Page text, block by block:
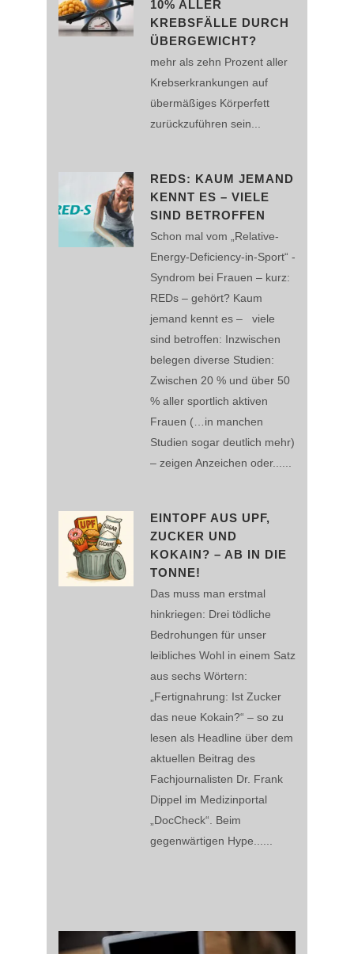
10% ALLER
KREBSFÄLLE DURCH
ÜBERGEWICHT?
mehr als zehn Prozent aller
Krebserkrankungen auf
übermäßiges Körperfett
zurückzuführen sein...
REDS: KAUM JEMAND
KENNT ES – VIELE
SIND BETROFFEN
Schon mal vom „Relative-
Energy-Deficiency-in-Sport“ -
Syndrom bei Frauen – kurz:
REDs – gehört? Kaum
jemand kennt es – viele
sind betroffen: Inzwischen
belegen diverse Studien:
Zwischen 20 % und über 50
% aller sportlich aktiven
Frauen (…in manchen
Studien sogar deutlich mehr)
– zeigen Anzeichen oder......
EINTOPF AUS UPF,
ZUCKER UND
KOKAIN? – AB IN DIE
TONNE!
Das muss man erstmal
hinkriegen: Drei tödliche
Bedrohungen für unser
leibliches Wohl in einem Satz
aus sechs Wörtern:
„Fertignahrung: Ist Zucker
das neue Kokain?“ – so zu
lesen als Headline über dem
aktuellen Beitrag des
Fachjournalisten Dr. Frank
Dippel im Medizinportal
„DocCheck“. Beim
gegenwärtigen Hype......